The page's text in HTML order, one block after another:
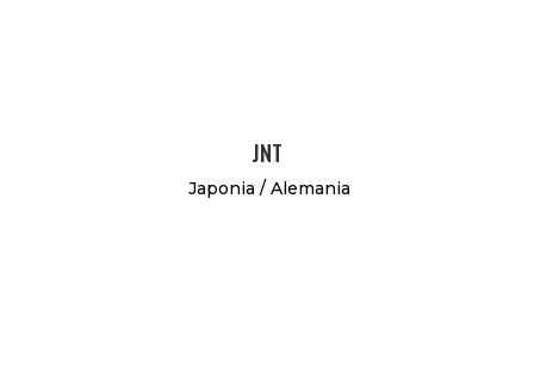
JNT
Japonia / Alemania